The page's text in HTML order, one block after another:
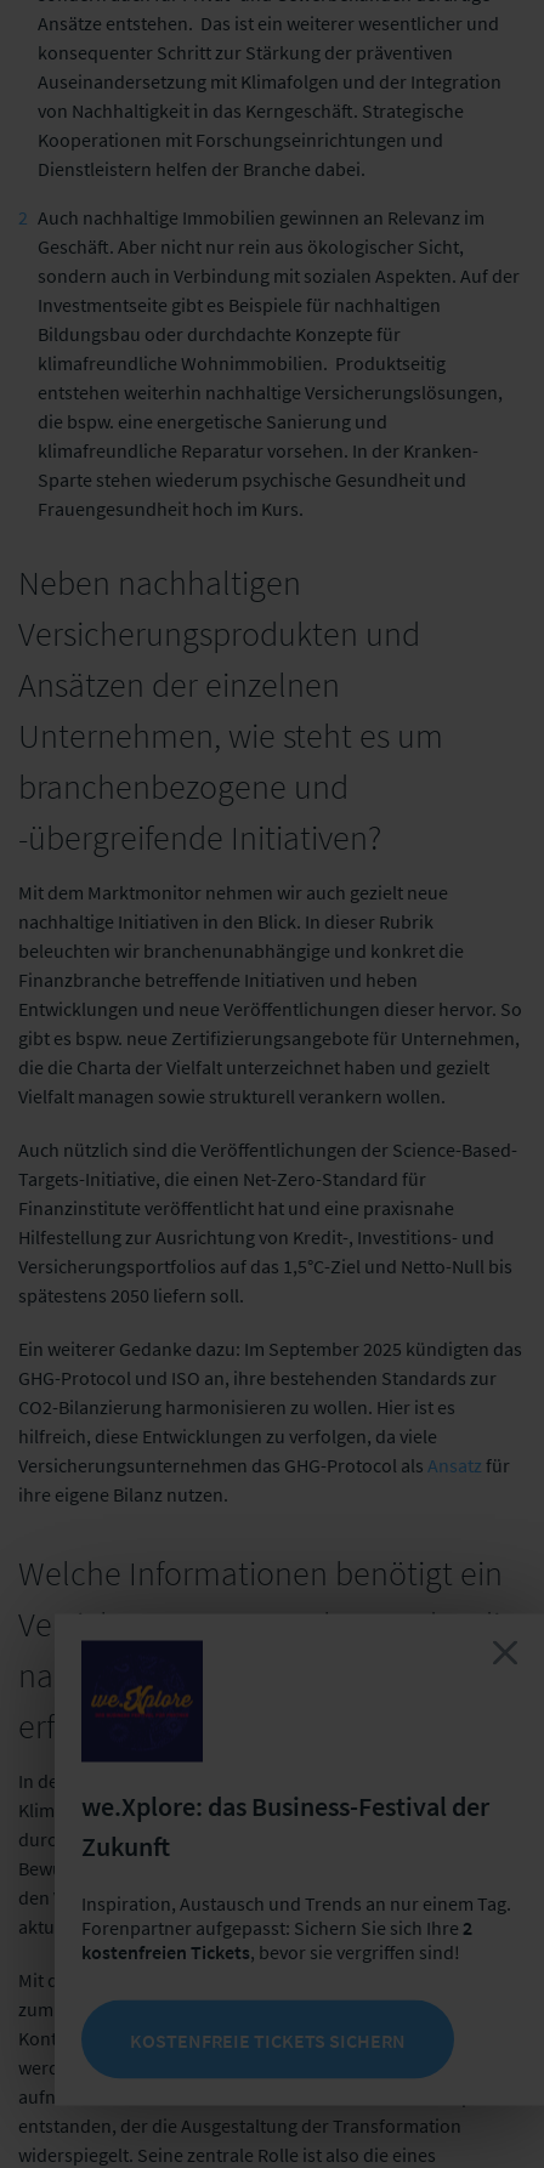
Ansätze entstehen. Das ist ein weiterer wesentlicher und
konsequenter Schritt zur Stärkung der präventiven
Auseinandersetzung mit Klimafolgen und der Integration
von Nachhaltigkeit in das Kerngeschäft. Strategische
Kooperationen mit Forschungseinrichtungen und
Dienstleistern helfen der Branche dabei.
Auch nachhaltige Immobilien gewinnen an Relevanz im
Geschäft. Aber nicht nur rein aus ökologischer Sicht,
sondern auch in Verbindung mit sozialen Aspekten. Auf der
Investmentseite gibt es Beispiele für nachhaltigen
Bildungsbau oder durchdachte Konzepte für
klimafreundliche Wohnimmobilien. Produktseitig
entstehen weiterhin nachhaltige Versicherungslösungen,
die bspw. eine energetische Sanierung und
klimafreundliche Reparatur vorsehen. In der Kranken-
Sparte stehen wiederum psychische Gesundheit und
Frauengesundheit hoch im Kurs.
Neben nachhaltigen
Versicherungsprodukten und
Ansätzen der einzelnen
Unternehmen, wie steht es um
branchenbezogene und
-übergreifende Initiativen?
Mit dem Marktmonitor nehmen wir auch gezielt neue
nachhaltige Initiativen in den Blick. In dieser Rubrik
beleuchten wir branchenunabhängige und konkret die
Finanzbranche betreffende Initiativen und heben
Entwicklungen und neue Veröffentlichungen dieser hervor. So
gibt es bspw. neue Zertifizierungsangebote für Unternehmen,
die die Charta der Vielfalt unterzeichnet haben und gezielt
Vielfalt managen sowie strukturell verankern wollen.
Auch nützlich sind die Veröffentlichungen der Science-Based-
Targets-Initiative, die einen Net-Zero-Standard für
Finanzinstitute veröffentlicht hat und eine praxisnahe
Hilfestellung zur Ausrichtung von Kredit-, Investitions- und
Versicherungsportfolios auf das 1,5°C-Ziel und Netto-Null bis
spätestens 2050 liefern soll.
Ein weiterer Gedanke dazu: Im September 2025 kündigten das
GHG-Protocol und ISO an, ihre bestehenden Standards zur
CO2-Bilanzierung harmonisieren zu wollen. Hier ist es
hilfreich, diese Entwicklungen zu verfolgen, da viele
Versicherungsunternehmen das GHG-Protocol als Ansatz für
ihre eigene Bilanz nutzen.
Welche Informationen benötigt ein
Versicherungsunternehmen, das die
nachhaltige Transformation
erfolgreich gestalten will?
In der Branche hat sich mit weiter fortschreitenden
Klimaveränderungen und zunehmenden Schäden sowie
durch die steigenden regulatorischen Anforderungen ein
Bewusstsein für Nachhaltigkeit entwickelt. Allerdings fehlt es
den Versicherern an einem umfassenden Überblick zu den
aktuellen, für sie relevanten Entwicklungen am Markt.
Mit dem Marktmonitor haben wir ein Format geschaffen, das
zum einen kompakt erläutert, welche Anforderungen im
Kontext Nachhaltigkeit an die Versicherungsbranche gestellt
werden – und zum anderen praktisch zeigt, wie sie diese
aufnimmt und umsetzt. Daraus ist ein fortlaufender Report
entstanden, der die Ausgestaltung der Transformation
widerspiegelt. Seine zentrale Rolle ist also die eines
we.Xplore: das Business-Festival der
Zukunft
Inspiration, Austausch und Trends an nur einem Tag.
Forenpartner aufgepasst: Sichern Sie sich Ihre 2
kostenfreien Tickets, bevor sie vergriffen sind!
KOSTENFREIE TICKETS SICHERN